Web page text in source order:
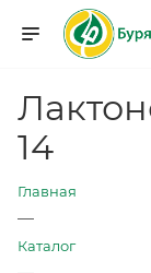
14
Главная
—
Каталог